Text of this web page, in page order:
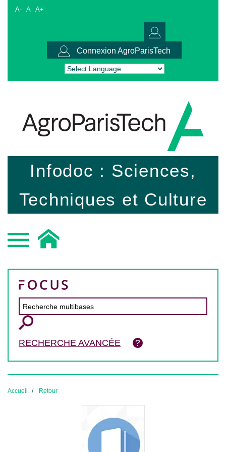
A- A A+
Connexion AgroParisTech
Powered by Translate
Infodoc : Sciences,
Techniques et Culture
RECHERCHE AVANCÉE
Accueil Retour